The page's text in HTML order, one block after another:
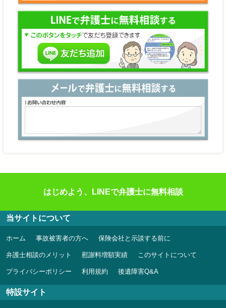
はじめよう、LINEで弁護士に無料相談
当サイトについて
ホーム 事故被害者の方へ 保険会社と示談する前に
弁護士相談のメリット 慰謝料増額実績 このサイトについて
プライバシーポリシー 利用規約 後遺障害Q&A
特設サイト